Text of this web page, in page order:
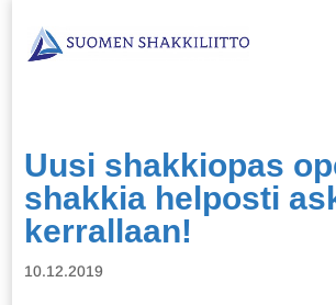
Uusi shakkiopas
shakkia helposti
kerrallaan!
10.12.2019